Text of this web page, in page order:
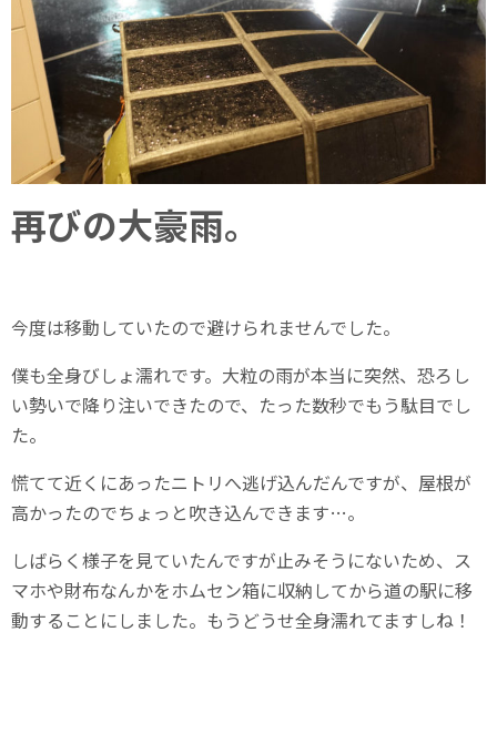
再びの大豪雨。
今度は移動していたので避けられませんでした。
僕も全身びしょ濡れです。大粒の雨が本当に突然、恐ろし
い勢いで降り注いできたので、たった数秒でもう駄目でし
た。
慌てて近くにあったニトリへ逃げ込んだんですが、屋根が
高かったのでちょっと吹き込んできます…。
しばらく様子を見ていたんですが止みそうにないため、ス
マホや財布なんかをホムセン箱に収納してから道の駅に移
動することにしました。もうどうせ全身濡れてますしね！